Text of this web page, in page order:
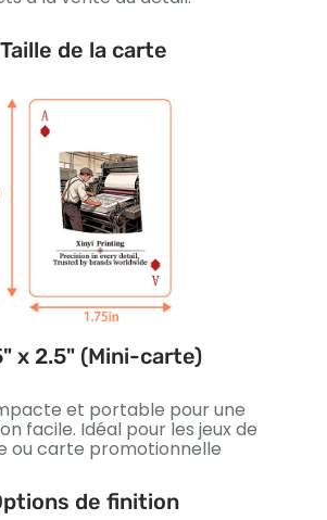
Taille de la carte
x 2.5" (Mini-carte)
et portable pour une
facile. Idéal pour les jeux de
ou carte promotionnelle
de finition